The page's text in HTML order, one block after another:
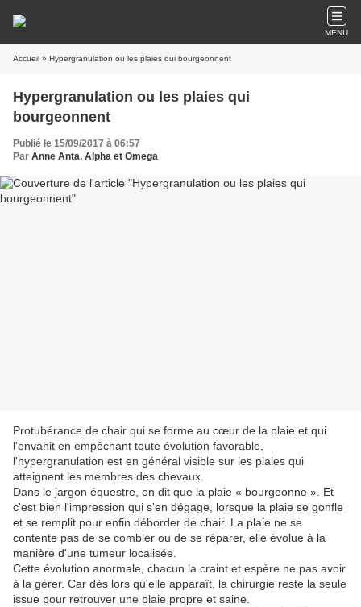
MENU
Accueil » Hypergranulation ou les plaies qui bourgeonnent
Hypergranulation ou les plaies qui
bourgeonnent
Publié le 15/09/2017 à 06:57
Par Anne Anta. Alpha et Omega
Protubérance de chair qui se forme au cœur de la plaie et qui
l'envahit en empêchant toute évolution favorable,
l'hypergranulation est en général visible sur les plaies qui
atteignent les membres des chevaux.
Dans le jargon équestre, on dit que la plaie « bourgeonne ». Et
c'est bien l'impression qui s'en dégage, lorsque la plaie se gonfle
et se remplit pour enfin déborder de chair. La plaie ne se
contente pas de se combler ou de se réparer, elle évolue à la
manière d'une tumeur localisée.
Cette évolution anormale, chacun la craint et espère ne pas avoir
à la gérer. Car dès lors qu'elle apparaît, la chirurgie reste la seule
issue pour retrouver une plaie propre et saine.